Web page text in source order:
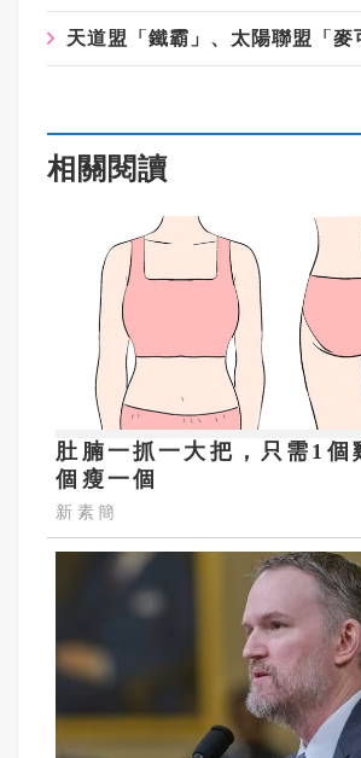
相關閱讀
肚腩一抓一大把，只需1個
個瘦一個
新素簡